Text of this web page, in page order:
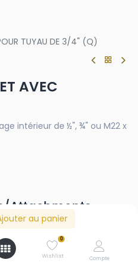
au panier
0
Wishlist Compte
TUYAU DE 3/4" (Q)
AVEC
intérieur de ½", ¾" ou M22 x
Attachments